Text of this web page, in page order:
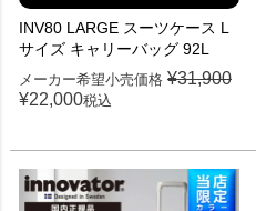
INV80 LARGE スーツケース L
サイズ キャリーバッグ 92L
メーカー希望小売価格 ¥31,900
¥22,000税込